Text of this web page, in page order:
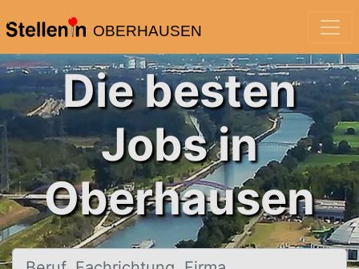
OBERHAUSEN
Die besten
Jobs in
Oberhausen
Beruf, Fachrichtung, Firma